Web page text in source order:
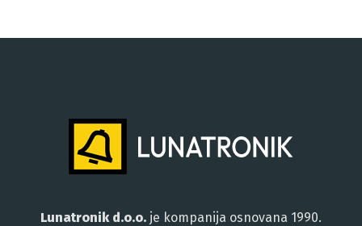
Lunatronik d.o.o. je kompanija osnovana 1990.